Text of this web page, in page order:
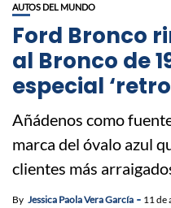
AUTOS DEL MUNDO
Ford Bronco
al Bronco de
especial
Añádenos como
marca del óvalo azul
clientes más arraigados
By Jessica Paola Vera García 11 de